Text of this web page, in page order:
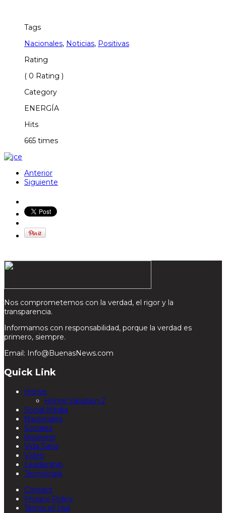
Tags
Nacionales, Noticias, Positivas
Rating
( 0 Rating )
Category
ENERGÍA
Hits
665 times
Anterior
Siguiente
Nos comprometemos con la verdad, el rigor y la
transparencia.
Informamos con responsabilidad, porque la verdad es
primero, siempre.
Email: Info@BuenasNews.com
Quick Link
Home
Home Variation 2
Social Media
Nacionales
Sociales
Business
Vida Sana
Video
Leadership
Tecnología
Contact
Privacy Policy
Terms of Use